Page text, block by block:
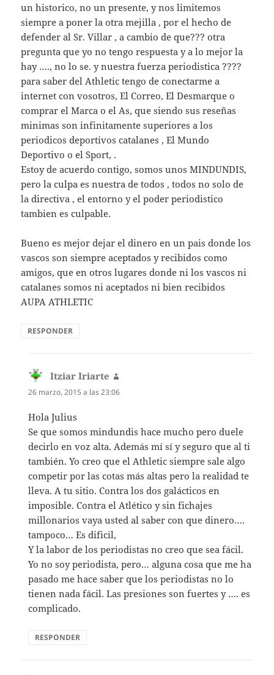
un historico, no un presente, y nos limitemos
siempre a poner la otra mejilla , por el hecho de
defender al Sr. Villar , a cambio de que??? otra
pregunta que yo no tengo respuesta y a lo mejor la
hay …., no lo se. y nuestra fuerza periodistica ????
para saber del Athletic tengo de conectarme a
internet con vosotros, El Correo, El Desmarque o
comprar el Marca o el As, que siendo sus reseñas
minimas son infinitamente superiores a los
periodicos deportivos catalanes , El Mundo
Deportivo o el Sport, .
Estoy de acuerdo contigo, somos unos MINDUNDIS,
pero la culpa es nuestra de todos , todos no solo de
la directiva , el entorno y el poder periodistico
tambien es culpable.
Bueno es mejor dejar el dinero en un pais donde los
vascos son siempre aceptados y recibidos como
amigos, que en otros lugares donde ni los vascos ni
catalanes somos ni aceptados ni bien recibidos
AUPA ATHLETIC
RESPONDER
Itziar Iriarte
26 marzo, 2015 a las 23:06
Hola Julius
Se que somos mindundis hace mucho pero duele
decirlo en voz alta. Además mí sí y seguro que al ti
también. Yo creo que el Athletic siempre sale algo
competir por las cotas más altas pero la realidad te
lleva. A tu sitio. Contra los dos galácticos en
imposible. Contra el Atlético y sin fichajes
millonarios vaya usted al saber con que dinero….
tampoco… Es dificil,
Y la labor de los periodistas no creo que sea fácil.
Yo no soy periodista, pero… alguna cosa que me ha
pasado me hace saber que los periodistas no lo
tienen nada fácil. Las presiones son fuertes y …. es
complicado.
RESPONDER